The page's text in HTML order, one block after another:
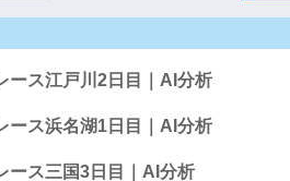
ース江戸川2日目｜AI分析
ース浜名湖1日目｜AI分析
ース三国3日目｜AI分析